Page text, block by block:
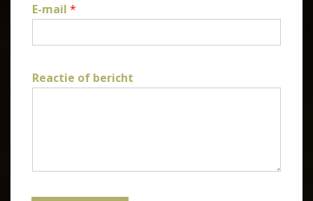
E-mail *
Reactie of bericht